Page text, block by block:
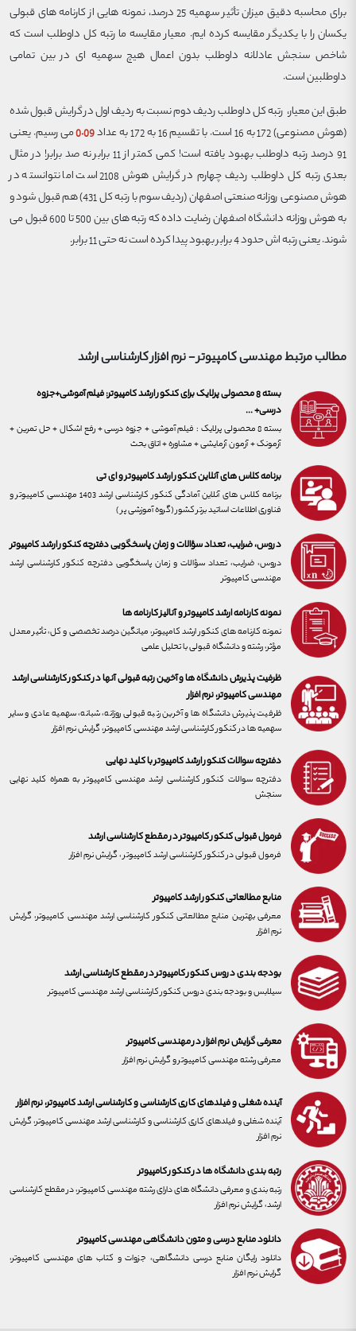
برای محاسبه دقیق میزان تأثیر سهمیه 25 درصد، نمونه هایی از کارنامه های قبولی
یکسان را با یکدیگر مقایسه کرده ایم. معیار مقایسه ما رتبه کل داوطلب است که
شاخص سنجش عادلانه داوطلب بدون اعمال هیچ سهمیه ای در بین تمامی
داوطلبین است.
طبق این معیار، رتبه کل داوطلب ردیف دوم نسبت به ردیف اول در گرایش قبول شده
(هوش مصنوعی) 172 به 16 است. با تقسیم 16 به 172 به عداد
0.09می رسیم. یعنی
91 درصد رتبه داوطلب بهبود یافته است! کمی کمتر از 11 برابر نه صد برابر! در مثال
بعدی رتبه کل داوطلب ردیف چهارم در گرایش هوش 2108 است اما نتوانسته در
هوش مصنوعی روزانه صنعتی اصفهان (ردیف سوم با رتبه کل 431) هم قبول شود و
به هوش روزانه دانشگاه اصفهان رضایت داده که رتبه های بین 500 تا 600 قبول می
شوند. یعنی رتبه اش حدود 4 برابر بهبود پیدا کرده است نه حتی 11 برابر.
مطالب مرتبطمهندسی کامپیوتر - نرم افزارکارشناسی ارشد
بسته 8 محصولی پرلایک برای کنکور ارشد کامپیوتر: فیلم آموشی+جزوه
درسی+ ...
بسته 8 محصولی پرلایک : فیلم آموشی + جزوه درسی + رفع اشکال + حل تمرین +
آزمونک + آزمون آزمایشی + مشاوره + اتاق بحث
برنامه کلاس های آنلاین کنکور ارشد کامپیوتر و ای تی
برنامه کلاس های آنلاین آمادگی کنکور کارشناسی ارشد 1403 مهندسی کامپیوتر و
فناوری اطلاعات اساتید برتر کشور (گروه آموزشی پر )
دروس، ضرایب، تعداد سؤالات و زمان پاسخگویی دفترچه کنکور ارشد کامپیوتر
دروس، ضرایب، تعداد سؤالات و زمان پاسخگویی دفترچه کنکور کارشناسی ارشد
مهندسی کامپیوتر
نمونه کارنامه ارشد کامپیوتر و آنالیز کارنامه ها
نمونه کارنامه های کنکور ارشد کامپیوتر، میانگین درصد تخصصی و کل، تأثیر معدل
مؤثر، رشته و دانشگاه قبولی با تحلیل علمی
ظرفیت پذیرش دانشگاه ها و آخرین رتبه قبولی آنها در کنکور کارشناسی ارشد
مهندسی کامپیوتر، نرم افزار
ظرفیت پذیرش دانشگاه ها و آخرین رتبه قبولی روزانه، شبانه، سهمیه عادی و سایر
سهمیه ها در کنکور کارشناسی ارشد مهندسی کامپیوتر، گرایش نرم افزار
دفترچه سوالات کنکور ارشد کامپیوتر با کلید نهایی
دفترچه سوالات کنکور کارشناسی ارشد مهندسی کامپیوتر به همراه کلید نهایی
سنجش
فرمول قبولی کنکور کامپیوتر در مقطع کارشناسی ارشد
فرمول قبولی در کنکور کارشناسی ارشد کامپیوتر ، گرایش نرم افزار
منابع مطالعاتی کنکور ارشد کامپیوتر
معرفی بهترین منابع مطالعاتی کنکور کارشناسی ارشد مهندسی کامپیوتر، گرایش
نرم افزار
بودجه بندی دروس کنکور کامپیوتر در مقطع کارشناسی ارشد
سیلابس و بودجه بندی دروس کنکور کارشناسی ارشد مهندسی کامپیوتر
معرفی گرایش نرم افزار در مهندسی کامپیوتر
معرفی رشته مهندسی کامپیوتر و گرایش نرم افزار
آینده شغلی و فیلدهای کاری کارشناسی و کارشناسی ارشد کامپیوتر، نرم افزار
آینده شغلی و فیلدهای کاری کارشناسی و کارشناسی ارشد مهندسی کامپیوتر، گرایش
نرم افزار
رتبه بندی دانشگاه ها در کنکور کامپیوتر
رتبه بندی و معرفی دانشگاه های دارای رشته مهندسی کامپیوتر، در مقطع کارشناسی
ارشد، گرایش نرم افزار
دانلود منابع درسی و متون دانشگاهی مهندسی کامپیوتر
دانلود رایگان منابع درسی دانشگاهی، جزوات و کتاب های مهندسی کامپیوتر،
گرایش نرم افزار